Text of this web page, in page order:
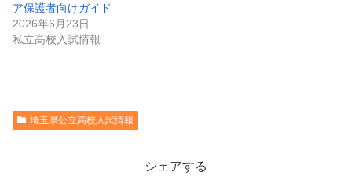
ア保護者向けガイド
2026年6月23日
私立高校入試情報
埼玉県公立高校入試情報
シェアする